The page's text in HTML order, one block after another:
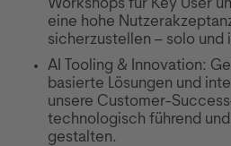
Workshops für Key User
eine hohe
sicherzustellen – solo und
AI Tooling & Innovation:
basierte Lösungen und
unsere Customer-
technologisch führend
gestalten.